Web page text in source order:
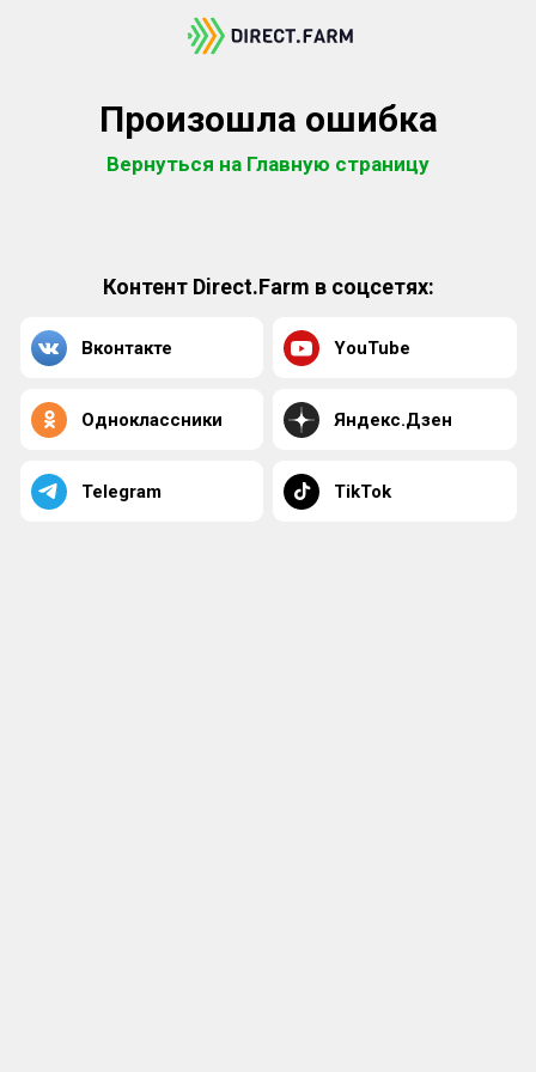
Произошла ошибка
Вернуться на Главную страницу
Контент Direct.Farm в соцсетях:
Вконтакте YouTube
Одноклассники Яндекс.Дзен
Telegram TikTok